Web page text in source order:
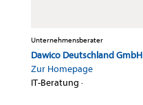
Unternehmensberater
Dawico Deutschland GmbH
Zur Homepage
IT-Beratung ·